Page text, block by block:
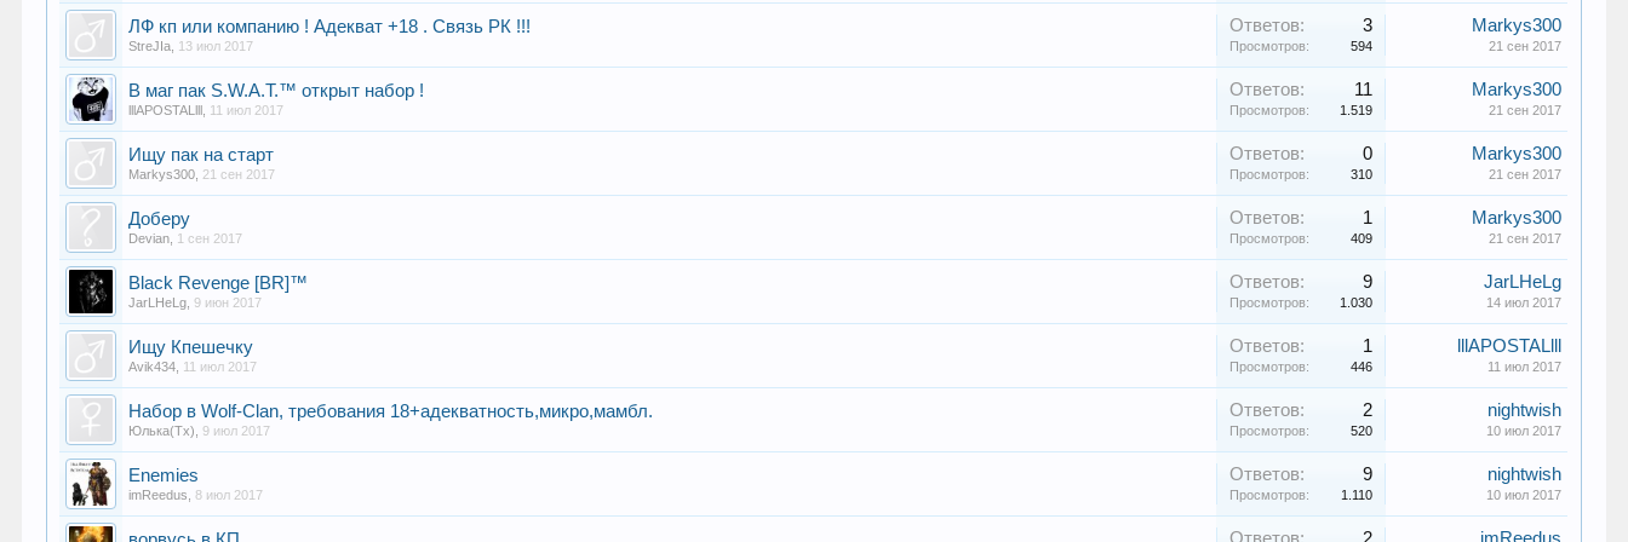
ЛФ кп или компанию ! Адекват +18 . Связь РК !!!
StreJIa 13 июл 2017
Ответов: 3
Просмотров: 594
Markys300
21 сен 2017
В маг пак S.W.A.T.™ открыт набор !
lllAPOSTALlll 11 июл 2017
Ответов: 11
Просмотров: 1.519
Markys300
21 сен 2017
Ищу пак на старт
Markys300 21 сен 2017
Ответов: 0
Просмотров: 310
Markys300
21 сен 2017
Доберу
Devian 1 сен 2017
Ответов: 1
Просмотров: 409
Markys300
21 сен 2017
Black Revenge [BR]™
JarLHeLg ,9 июн 2017
Ответов: 9
Просмотров: 1.030
JarLHeLg
14 июл 2017
Ищу Кпешечку
Avik434 11 июл 2017
Ответов: 1
Просмотров: 446
lllAPOSTALlll
11 июл 2017
Набор в Wolf-Clan, требования 18+адекватность,микро,мамбл.
Юлька(Тх) ,9 июл 2017
Ответов: 2
Просмотров: 520
nightwish
10 июл 2017
Enemies
imReedus ,8 июл 2017
Ответов: 9
Просмотров: 1.110
nightwish
10 июл 2017